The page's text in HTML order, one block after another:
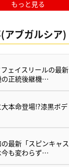
もっと見る
アブガルシア)
ェイスリールの最新
の正統後継機…
本命登場⁉漆黒ボデ
の最新「スピンキャス
今も変わらず…